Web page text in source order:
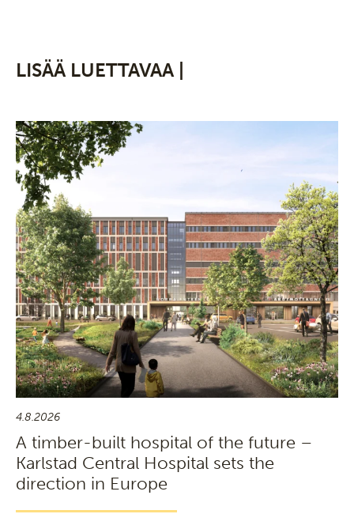
LISÄÄ LUETTAVAA |
4.8.2026
A timber-built hospital of the future –
Karlstad Central Hospital sets the
direction in Europe